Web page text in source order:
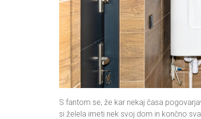
S fantom se, že kar nekaj časa
si želela imeti nek svoj dom in končno